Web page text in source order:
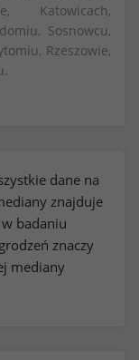
Katowicach,
Sosnowcu,
Rzeszowie,
dane na
znajduje
badaniu
znaczy
mediany